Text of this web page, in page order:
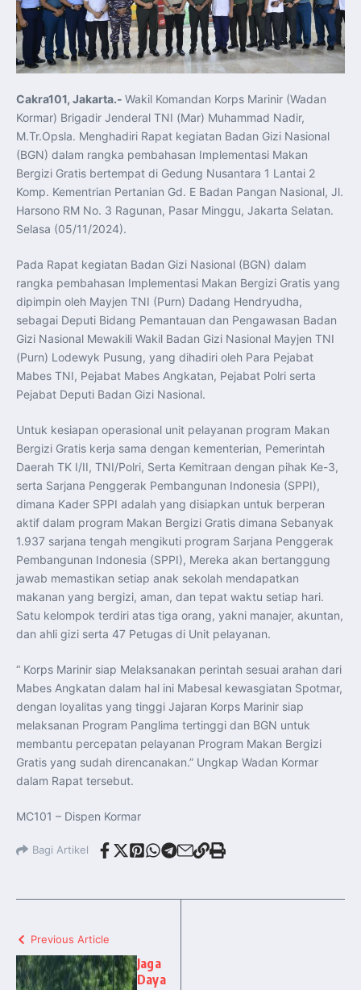
Koordinasi Jaga Stabilitas Keuangan dan Kepercayaan
Pasar
Presiden Prabowo Perkuat Sinergi Perguruan Tinggi dan
PT PAL untuk Majukan Industri Perkapalan Nasional
KASAL dan Panglima Armada Pasifik Rusia Resmi Buka
Latma ORRUDA 2026
T-50i Golden Eagle TNI AU Meriahkan Pitch Black Mindil
Indonesia dan Turki Sepakati Joint Action Plan 2026–
2027, Perkuat Pasar Kerja Inklusif hingga Transformasi
Balai Vokasi
TNI AU Tingkatkan Kemampuan Personel melalui
Pelatihan Signal Radio untuk Misi Pertahanan Udara dan
Radar
Menkeu Purbaya Instruksikan Penyelarasan Aturan KEK
untuk Perkuat Daya Saing Industri Dalam Negeri
Mentan Amran Pacu Produksi Gula Nasional, Target
Swasembada Gula Putih Dua Tahun dan Tembus 3 Juta
Ton
Menlu Sugiono Tekankan Inovasi sebagai Kunci
Penguatan Kerja Sama Konkret ASEAN Plus Three
Maritim TNI AL dan Rusia
Latihan DACT di Exercise Pitch Black 2026 Tingkatkan
Kesiapan Tempur Penerbang TNI AU
Menlu Sugiono: “Kekuatan Ekonomi ASEAN-RRT Harus
Menjadi Penopang Stabilitas Kawasan”
ASEAN dan Amerika Serikat Perkuat Kemitraan untuk
Jaga Stabilitas Kawasan dan Dorong Pertumbuhan
Ekonomi
Presiden Prabowo Terima Direktur FBI, Indonesia dan AS
Perkuat Kerja Sama Repatriasi Artefak Budaya
Menteri PKP dan Ketua DEN Perkuat Kolaborasi
Teknologi, Data, dan Pembiayaan Demi Percepatan
Program 3 Juta Rumah
hingga 28 Juli 2026, Kesempatan Raih Pengalaman Kerja
dan Sertifikasi Kompetensi
KASAU Bekali 154 Perwira Remaja AAU 2026, Tekankan
Integritas dan Profesionalisme sebagai Bekal
Pengabdian
Menlu Sugiono Dorong Kemitraan ASEAN–Inggris yang
Lebih Erat Hadapi Tantangan Global
Indonesia Dorong ASEAN dan Uni Eropa Perkuat
Stabilitas Global melalui Kemitraan Strategis
Menlu RI Dorong Kemitraan Ekonomi ASEAN–Korea
Selatan untuk Perkuat Ketahanan Kawasan
Kemitraan ASEAN–Kanada Perkuat Ketahanan Ekonomi,
Pangan, dan Energi Kawasan
ASEAN dan India Perkuat Ketahanan Kawasan lewat
Kerja Sama Maritim, Ekonomi, dan Kesehatan
BI Pertahankan BI-Rate 5,75 Persen untuk Jaga
Stabilitas dan Dukung Pertumbuhan Ekonomi
Kepala BGN Sudaryono Tegaskan Komitmen Perkuat
Transparansi dan Akuntabilitas Program Makan Bergizi
Cakra101, Jakarta.- Wakil Komandan Korps Marinir (Wadan
Kormar) Brigadir Jenderal TNI (Mar) Muhammad Nadir,
M.Tr.Opsla. Menghadiri Rapat kegiatan Badan Gizi Nasional
(BGN) dalam rangka pembahasan Implementasi Makan
Bergizi Gratis bertempat di Gedung Nusantara 1 Lantai 2
Komp. Kementrian Pertanian Gd. E Badan Pangan Nasional, Jl.
Harsono RM No. 3 Ragunan, Pasar Minggu, Jakarta Selatan.
Selasa (05/11/2024).
Pada Rapat kegiatan Badan Gizi Nasional (BGN) dalam
rangka pembahasan Implementasi Makan Bergizi Gratis yang
dipimpin oleh Mayjen TNI (Purn) Dadang Hendryudha,
sebagai Deputi Bidang Pemantauan dan Pengawasan Badan
Gizi Nasional Mewakili Wakil Badan Gizi Nasional Mayjen TNI
(Purn) Lodewyk Pusung, yang dihadiri oleh Para Pejabat
Mabes TNI, Pejabat Mabes Angkatan, Pejabat Polri serta
Pejabat Deputi Badan Gizi Nasional.
Untuk kesiapan operasional unit pelayanan program Makan
Bergizi Gratis kerja sama dengan kementerian, Pemerintah
Daerah TK I/II, TNI/Polri, Serta Kemitraan dengan pihak Ke-3,
serta Sarjana Penggerak Pembangunan Indonesia (SPPI),
dimana Kader SPPI adalah yang disiapkan untuk berperan
aktif dalam program Makan Bergizi Gratis dimana Sebanyak
1.937 sarjana tengah mengikuti program Sarjana Penggerak
Pembangunan Indonesia (SPPI), Mereka akan bertanggung
jawab memastikan setiap anak sekolah mendapatkan
makanan yang bergizi, aman, dan tepat waktu setiap hari.
Satu kelompok terdiri atas tiga orang, yakni manajer, akuntan,
dan ahli gizi serta 47 Petugas di Unit pelayanan.
“ Korps Marinir siap Melaksanakan perintah sesuai arahan dari
Mabes Angkatan dalam hal ini Mabesal kewasgiatan Spotmar,
dengan loyalitas yang tinggi Jajaran Korps Marinir siap
melaksanan Program Panglima tertinggi dan BGN untuk
membantu percepatan pelayanan Program Makan Bergizi
Gratis yang sudah direncanakan.” Ungkap Wadan Kormar
dalam Rapat tersebut.
MC101 – Dispen Kormar
Bagi Artikel
Previous Article
Jaga
Daya